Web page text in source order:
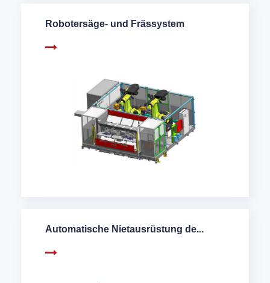
Robotersäge- und Frässystem
Automatische Nietausrüstung de...